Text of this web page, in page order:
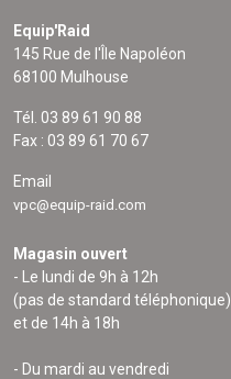
Equip'Raid
145 Rue de l'Île Napoléon
68100 Mulhouse
Tél. 03 89 61 90 88
Fax : 03 89 61 70 67
Email
vpc@equip-raid.com
Magasin ouvert
- Le lundi de 9h à 12h
(pas de standard téléphonique)
et de 14h à 18h
- Du mardi au vendredi